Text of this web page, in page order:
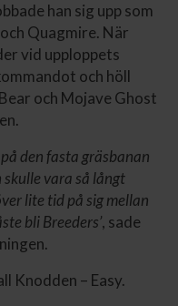
han sig upp som
Quagmire. När
vid upploppets
och höll
och Mojave Ghost
den fasta gräsbanan
vara så långt
lite tid på sig mellan
bli Breeders’, sade
Knodden – Easy.